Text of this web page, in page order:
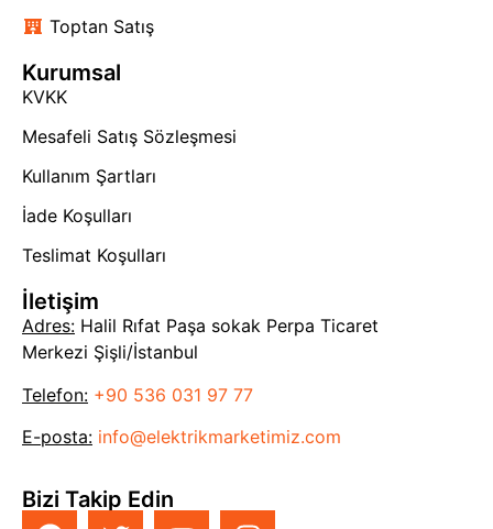
Toptan Satış
Kurumsal
KVKK
Mesafeli Satış Sözleşmesi
Kullanım Şartları
İade Koşulları
Teslimat Koşulları
İletişim
Adres: Halil Rıfat Paşa sokak Perpa Ticaret
Merkezi Şişli/İstanbul
Telefon: +90 536 031 97 77
E-posta: info@elektrikmarketimiz.com
Bizi Takip Edin